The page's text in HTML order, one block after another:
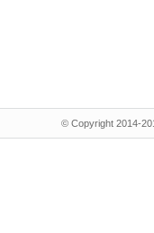
© Copyright 2014-